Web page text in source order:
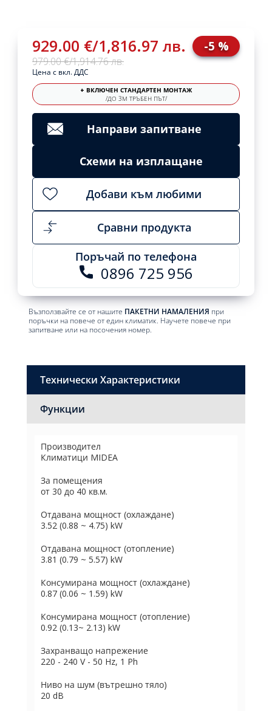
929.00 €/1,816.97 лв.
979.00 €/1,914.76 лв.
-5 %
Цена с вкл. ДДС
+ ВКЛЮЧЕН СТАНДАРТЕН МОНТАЖ
/ДО 3М ТРЪБЕН ПЪТ/
Направи запитване
Схеми на изплащане
Добави към любими
Сравни продукта
Поръчай по телефона
0896 725 956
Възползвайте се от нашите ПАКЕТНИ НАМАЛЕНИЯ при
поръчки на повече от един климатик. Научете повече при
запитване или на посочения номер.
Технически Характеристики
Функции
Производител
Климатици MIDEA
За помещения
от 30 до 40 кв.м.
Отдавана мощност (охлаждане)
3.52 (0.88 ~ 4.75) kW
Отдавана мощност (отопление)
3.81 (0.79 ~ 5.57) kW
Консумирана мощност (охлаждане)
0.87 (0.06 ~ 1.59) kW
Консумирана мощност (отопление)
0.92 (0.13~ 2.13) kW
Захранващо напрежение
220 - 240 V - 50 Hz, 1 Ph
Ниво на шум (вътрешно тяло)
20 dB